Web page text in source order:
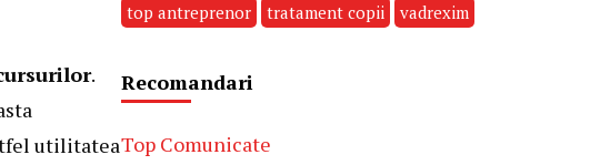
.
utilitatea
top antreprenor
tratament copii vadrexim
Recomandari
Top Comunicate